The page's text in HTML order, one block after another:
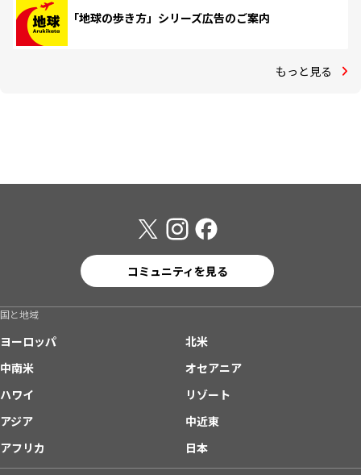
「地球の歩き方」シリーズ広告のご案内
もっと見る
コミュニティを見る
国と地域
ヨーロッパ
北米
中南米
オセアニア
ハワイ
リゾート
アジア
中近東
アフリカ
日本